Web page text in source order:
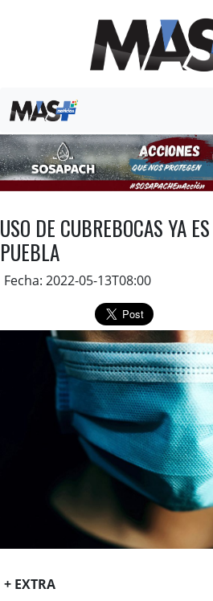
USO DE CUBREBOCAS YA
PUEBLA
Fecha: 2022-05-13T08:00
+ EXTRA